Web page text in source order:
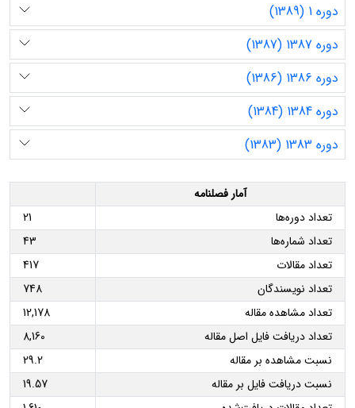
دوره 1 (1389)
دوره 1387 (1387)
دوره 1386 (1386)
دوره 1384 (1384)
دوره 1383 (1383)
آمار فصلنامه
تعداد دوره‌ها
21
تعداد شماره‌ها
43
تعداد مقالات
417
تعداد نویسندگان
748
تعداد مشاهده مقاله
12,178
تعداد دریافت فایل اصل مقاله
8,160
نسبت مشاهده بر مقاله
29.2
نسبت دریافت فایل بر مقاله
19.57